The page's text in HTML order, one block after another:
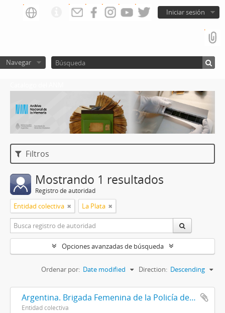
Iniciar sesión
Navegar
Filtros
Mostrando 1 resultados
Registro de autoridad
Entidad colectiva La Plata
Opciones avanzadas de búsqueda
Ordenar por: Date modified Direction: Descending
Argentina. Brigada Femenina de la Policía de la Provincia de Buenos Aires
Entidad colectiva